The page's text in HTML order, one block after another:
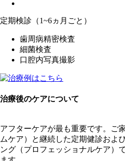
定期検診（1~6ヵ月ごと）
歯周病精密検査
細菌検査
口腔内写真撮影
治療後のケアについて
アフターケアが最も重要です。ご
ムケア）と継続した定期健診およ
ング（プロフェッショナルケア）